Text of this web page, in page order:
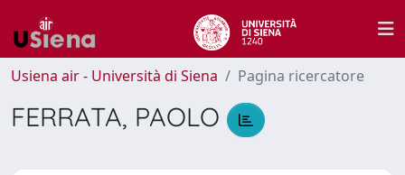
Usiena air - Università di Siena Pagina ricercatore
FERRATA, PAOLO